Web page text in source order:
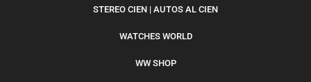
STEREO CIEN | AUTOS AL CIEN
WATCHES WORLD
WW SHOP